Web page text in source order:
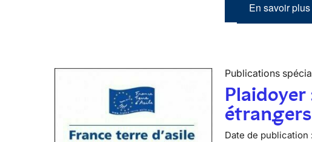
En savoir plus
Publications
Date de publication :